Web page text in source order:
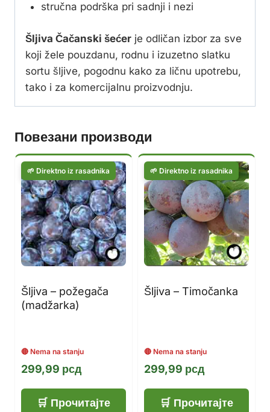
stručna podrška pri sadnji i nezi
Šljiva Čačanski šećer je odličan izbor za sve
koji žele pouzdanu, rodnu i izuzetno slatku
sortu šljive, pogodnu kako za ličnu upotrebu,
tako i za komercijalnu proizvodnju.
Повезани производи
Šljiva – požegača
(madžarka)
299,99 рсд
Прочитајте
Šljiva – Timočanka
299,99 рсд
Прочитајте